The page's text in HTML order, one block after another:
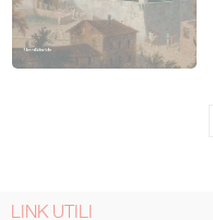
LINK UTILI